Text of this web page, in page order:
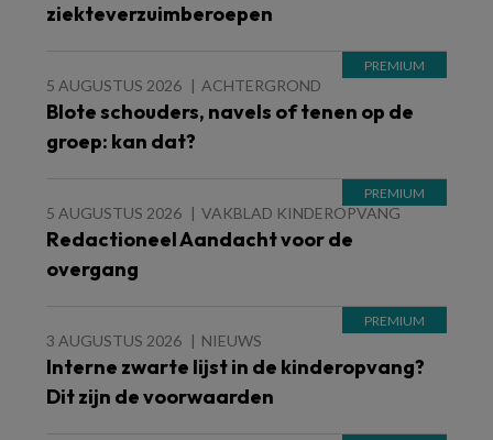
ziekteverzuimberoepen
5 AUGUSTUS 2026 ACHTERGROND
Blote schouders, navels of tenen op de
groep: kan dat?
5 AUGUSTUS 2026 VAKBLAD KINDEROPVANG
Redactioneel Aandacht voor de
overgang
3 AUGUSTUS 2026 NIEUWS
Interne zwarte lijst in de kinderopvang?
Dit zijn de voorwaarden